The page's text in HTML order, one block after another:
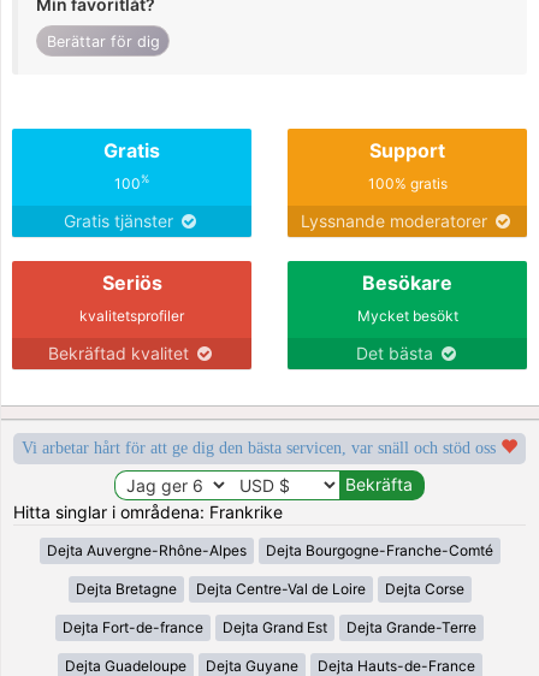
Min favoritlåt?
Berättar för dig
Gratis
100%
Gratis tjänster
Support
100% gratis
Lyssnande moderatorer
Seriös
kvalitetsprofiler
Bekräftad kvalitet
Besökare
Mycket besökt
Det bästa
Vi arbetar hårt för att ge dig den bästa servicen, var snäll och stöd oss
Hitta singlar i områdena: Frankrike
Dejta Auvergne-Rhône-Alpes Dejta Bourgogne-Franche-Comté
Dejta Bretagne Dejta Centre-Val de Loire Dejta Corse
Dejta Fort-de-france Dejta Grand Est Dejta Grande-Terre
Dejta Guadeloupe Dejta Guyane Dejta Hauts-de-France